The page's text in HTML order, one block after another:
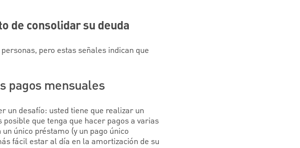
de consolidar su deuda
pero estas señales indican que
pagos mensuales
un desafío: usted tiene que realizar un
que tenga que hacer pagos a varias
único préstamo (y un pago único
fácil estar al día en la amortización de su